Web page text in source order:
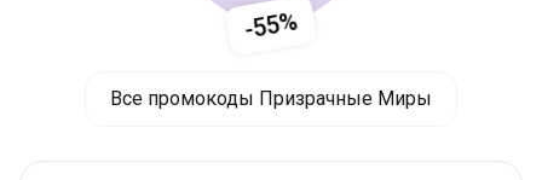
-55%
Все промокоды Призрачные Миры